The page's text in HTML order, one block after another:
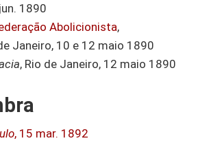
1890
Abolicionista,
Janeiro, 10 e 12 maio 1890
, Rio de Janeiro, 12 maio 1890
, 15 mar. 1892